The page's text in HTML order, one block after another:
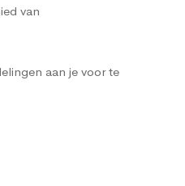
van
aan je voor te